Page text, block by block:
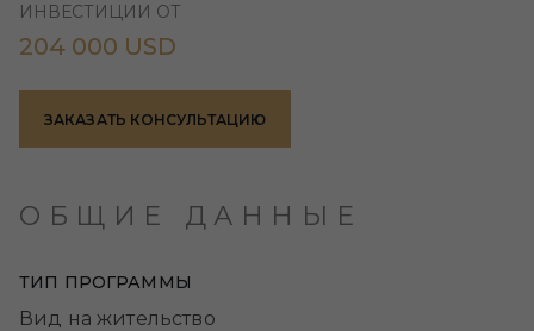
ИНВЕСТИЦИИ ОТ
204 000 USD
ЗАКАЗАТЬ КОНСУЛЬТАЦИЮ
ОБЩИЕ ДАННЫЕ
ТИП ПРОГРАММЫ
Вид на жительство